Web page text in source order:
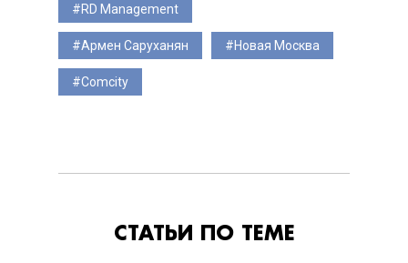
RD Management
Армен Саруханян Новая Москва
Comсity
СТАТЬИ ПО ТЕМЕ